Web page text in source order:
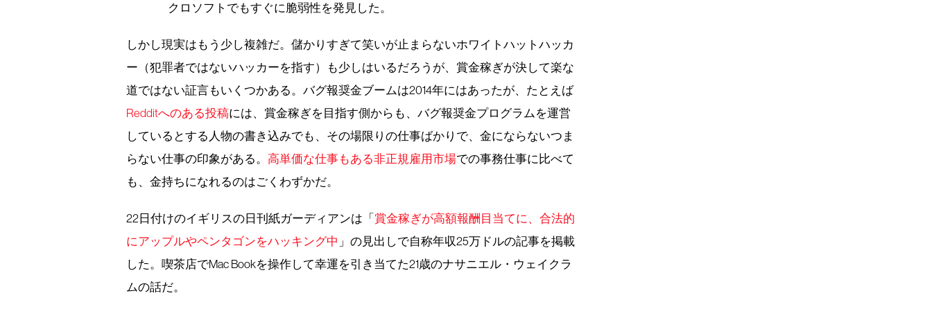
クロソフトでもすぐに脆弱性を発見した。
しかし現実はもう少し複雑だ。儲かりすぎて笑いが止まらないホワイトハットハッカ
ー（犯罪者ではないハッカーを指す）も少しはいるだろうが、賞金稼ぎが決して楽な
道ではない証言もいくつかある。バグ報奨金ブームは2014年にはあったが、たとえば
Redditへのある投稿には、賞金稼ぎを目指す側からも、バグ報奨金プログラムを運営
しているとする人物の書き込みでも、その場限りの仕事ばかりで、金にならないつま
らない仕事の印象がある。 高単価な仕事もある非正規雇用市場での事務仕事に比べて
も、金持ちになれるのはごくわずかだ。
22日付けのイギリスの日刊紙ガーディアンは「 賞金稼ぎが高額報酬目当てに、合法的
にアップルやペンタゴンをハッキング中 」の見出しで自称年収25万ドルの記事を掲載
した。喫茶店でMac Bookを操作して幸運を引き当てた21歳のナサニエル・ウェイクラ
ムの話だ。